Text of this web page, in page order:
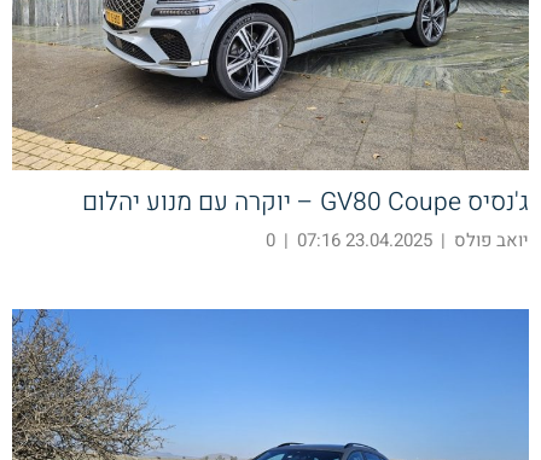
ג'נסיס GV80 Coupe – יוקרה עם מנוע יהלום
יואב פולס |
23.04.2025 07:16
|
0